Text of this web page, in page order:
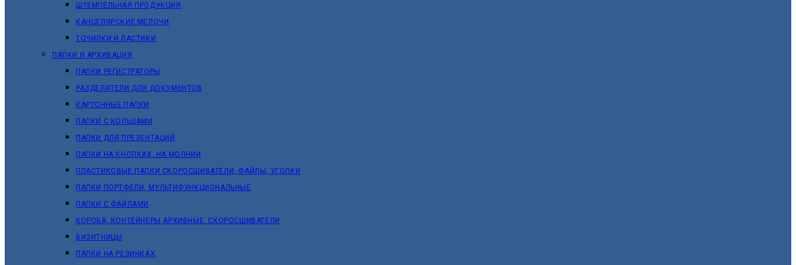
ШТЕМПЕЛЬНАЯ ПРОДУКЦИЯ
КАНЦЕЛЯРСКИЕ МЕЛОЧИ
ТОЧИЛКИ И ЛАСТИКИ
ПАПКИ И АРХИВАЦИЯ
ПАПКИ РЕГИСТРАТОРЫ
РАЗДЕЛИТЕЛИ ДЛЯ ДОКУМЕНТОВ
КАРТОННЫЕ ПАПКИ
ПАПКИ С КОЛЬЦАМИ
ПАПКИ ДЛЯ ПРЕЗЕНТАЦИЙ
ПАПКИ НА КНОПКАХ, НА МОЛНИИ
ПЛАСТИКОВЫЕ ПАПКИ СКОРОСШИВАТЕЛИ, ФАЙЛЫ, УГОЛКИ
ПАПКИ ПОРТФЕЛИ, МУЛЬТИФУНКЦИОНАЛЬНЫЕ
ПАПКИ С ФАЙЛАМИ
КОРОБА, КОНТЕЙНЕРЫ АРХИВНЫЕ, СКОРОСШИВАТЕЛИ
ВИЗИТНИЦЫ
ПАПКИ НА РЕЗИНКАХ